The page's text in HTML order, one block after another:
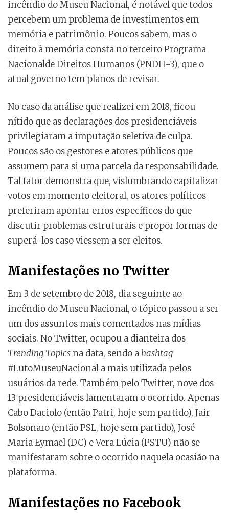
incêndio do Museu Nacional, é notável que todos
percebem um problema de investimentos em
memória e patrimônio. Poucos sabem, mas o
direito à memória consta no terceiro Programa
Nacionalde Direitos Humanos (PNDH-3), que o
atual governo tem planos de revisar.
No caso da análise que realizei em 2018, ficou
nítido que as declarações dos presidenciáveis
privilegiaram a imputação seletiva de culpa.
Poucos são os gestores e atores públicos que
assumem para si uma parcela da responsabilidade.
Tal fator demonstra que, vislumbrando capitalizar
votos em momento eleitoral, os atores políticos
preferiram apontar erros específicos do que
discutir problemas estruturais e propor formas de
superá-los caso viessem a ser eleitos.
Manifestações no Twitter
Em 3 de setembro de 2018, dia seguinte ao
incêndio do Museu Nacional, o tópico passou a ser
um dos assuntos mais comentados nas mídias
sociais. No Twitter, ocupou a dianteira dos
Trending Topics na data, sendo a hashtag
#LutoMuseuNacional a mais utilizada pelos
usuários da rede. Também pelo Twitter, nove dos
13 presidenciáveis lamentaram o ocorrido. Apenas
Cabo Daciolo (então Patri, hoje sem partido), Jair
Bolsonaro (então PSL, hoje sem partido), José
Maria Eymael (DC) e Vera Lúcia (PSTU) não se
manifestaram sobre o ocorrido naquela ocasião na
plataforma.
Manifestações no Facebook